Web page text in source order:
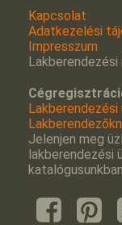
Kapcsolat
Adatkezelési
Impresszum
Lakberendezési
Jelenjen meg